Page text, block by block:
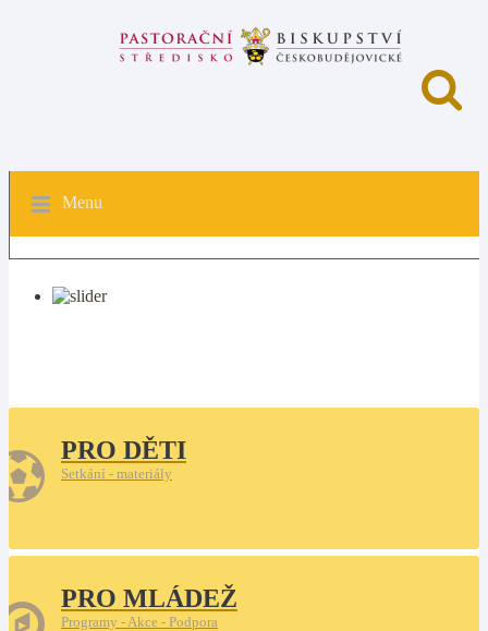
Menu
PRO DĚTI
Setkání - materiály
PRO MLÁDEŽ
Programy - Akce - Podpora